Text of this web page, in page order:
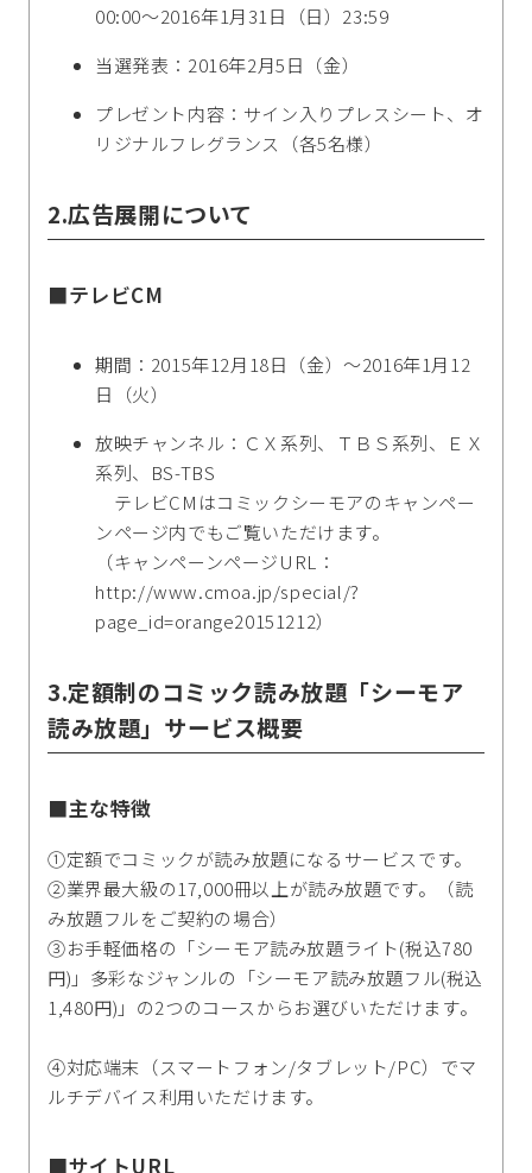
00:00～2016年1月31日（日）23:59
当選発表：2016年2月5日（金）
プレゼント内容：サイン入りプレスシート、オ
リジナルフレグランス（各5名様）
2.広告展開について
■テレビCM
期間：2015年12月18日（金）～2016年1月12
日（火）
放映チャンネル：ＣＸ系列、ＴＢＳ系列、ＥＸ
系列、BS-TBS
テレビCMはコミックシーモアのキャンペー
ンページ内でもご覧いただけます。
（キャンペーンページURL：
http://www.cmoa.jp/special/?
page_id=orange20151212）
3.定額制のコミック読み放題「シーモア
読み放題」サービス概要
■主な特徴
①定額でコミックが読み放題になるサービスです。
②業界最大級の17,000冊以上が読み放題です。（読
み放題フルをご契約の場合）
③お手軽価格の「シーモア読み放題ライト(税込780
円)」多彩なジャンルの「シーモア読み放題フル(税込
1,480円)」の2つのコースからお選びいただけます。
④対応端末（スマートフォン/タブレット/PC）でマ
ルチデバイス利用いただけます。
■サイトURL